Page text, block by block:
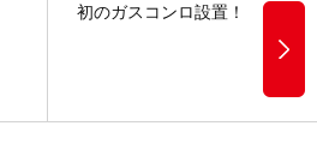
初のガスコンロ設置！